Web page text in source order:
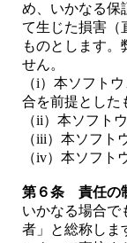
め、いかなる保
て生じた損害（
ものとします
せん。
（i）本ソフト
合を前提とした
（ii）本ソフト
（iii）本ソフト
（iv）本ソフ
第６条 責任の
いかなる場合で
者」と総称しま